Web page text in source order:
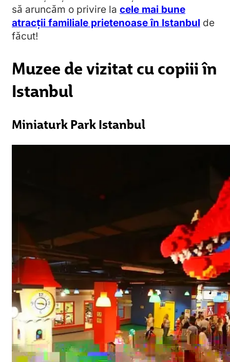
să aruncăm o privire la cele mai bune
atracții familiale prietenoase în Istanbul de
făcut!
Muzee de vizitat cu copiii în
Istanbul
Miniaturk Park Istanbul